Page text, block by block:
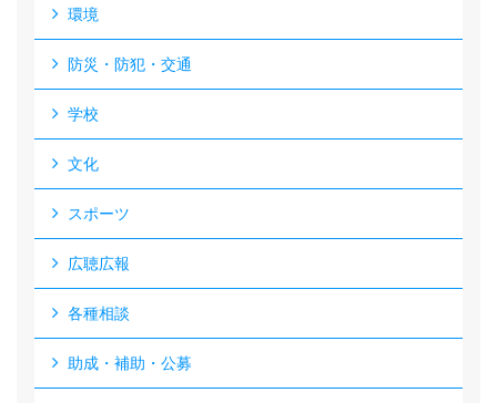
環境
防災・防犯・交通
学校
文化
スポーツ
広聴広報
各種相談
助成・補助・公募